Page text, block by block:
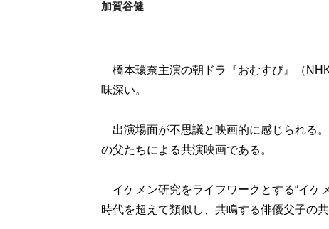
加賀谷健
橋本環奈主演の朝ドラ『おむすび』（
味深い。
出演場面が不思議と映画的に感じられる
の父たちによる共演映画である。
イケメン研究をライフワークとする“イケ
時代を超えて類似し、共鳴する俳優父子の共